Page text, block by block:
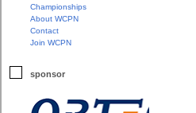
Championships
About WCPN
Contact
Join WCPN
sponsor